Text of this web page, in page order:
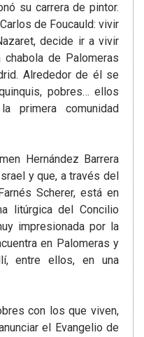
su carrera de pintor.
de Foucauld: vivir
decide ir a vivir
de Palomeras
Alrededor de él se
pobres… ellos
primera comunidad
Hernández Barrera
y que, a través del
Scherer, está en
litúrgica del Concilio
impresionada por la
en Palomeras y
entre ellos, en una
con los que viven,
el Evangelio de